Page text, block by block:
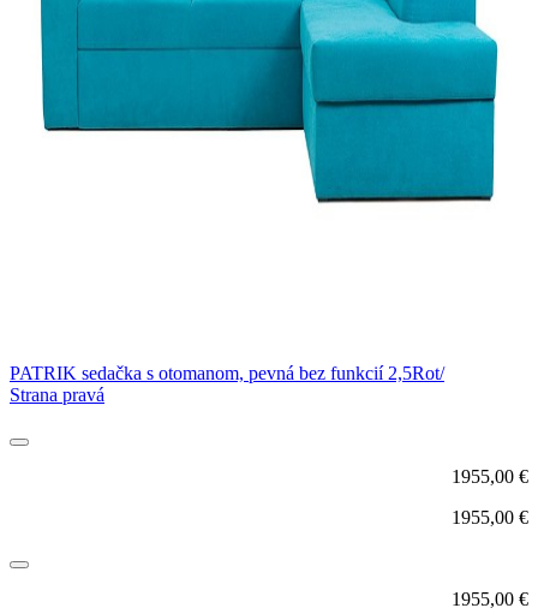
PATRIK sedačka s otomanom, pevná bez funkcií 2,5Rot/
Strana pravá
1955,00 €
1955,00 €
1955,00 €